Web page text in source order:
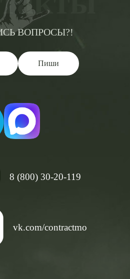
ВОПРОСЫ?!
Пиши
8 (800) 30-20-119
vk.com/contractmo